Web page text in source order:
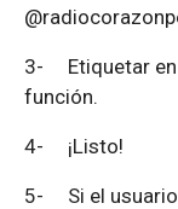
3- Etiquetar
función.
4- ¡Listo!
5- Si el